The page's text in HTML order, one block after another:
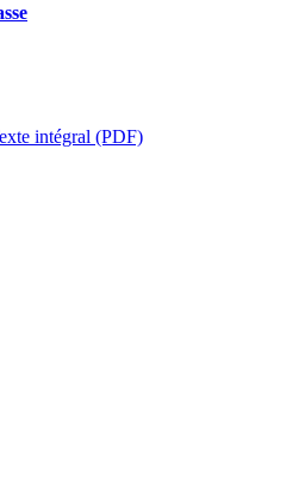
intégral (PDF)